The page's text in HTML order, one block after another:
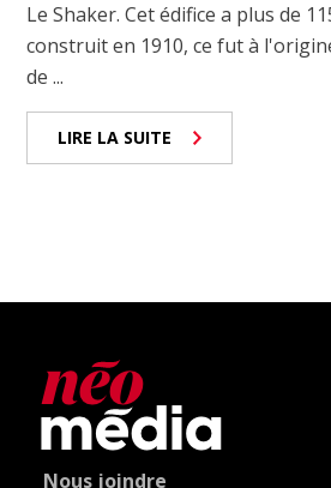
Le Shaker. Cet édifice a plus de
construit en 1910, ce fut à
de ...
LIRE LA SUITE
Nous joindre